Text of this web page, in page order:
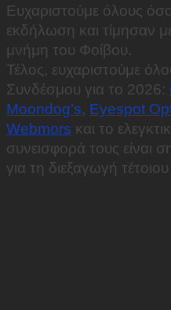
Ευχαριστούμε όλους
εκδήλωση και τίμησαν
μνήμη του Φοίβου.
Τέλος, ευχαριστούμε
Συνδέσμου για το 2026:
Moondog’s, Eyespot
Webmors και το
συνεισφορά τους είναι
για τη διεξαγωγή